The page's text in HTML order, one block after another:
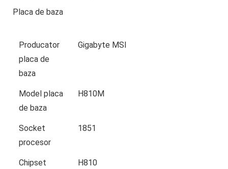
Placa de baza
Producator
placa de
baza
Gigabyte MSI
Model placa
de baza
H810M
Socket
procesor
1851
Chipset H810